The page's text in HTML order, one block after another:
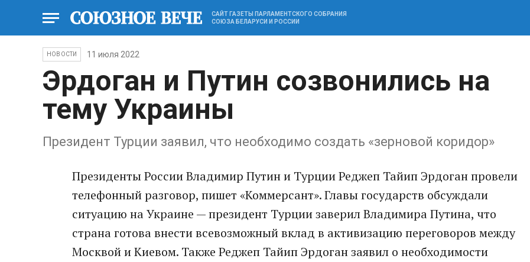
САЙТ ГАЗЕТЫ ПАРЛАМЕНТСКОГО СОБРАНИЯ
СОЮЗА БЕЛАРУСИ И РОССИИ
НОВОСТИ 11 июля 2022
Эрдоган и Путин созвонились на
тему Украины
Президент Турции заявил, что необходимо создать «зерновой коридор»
Президенты России Владимир Путин и Турции Реджеп Тайип Эрдоган провели
телефонный разговор, пишет «Коммерсант». Главы государств обсуждали
ситуацию на Украине — президент Турции заверил Владимира Путина, что
страна готова внести всевозможный вклад в активизацию переговоров между
Москвой и Киевом. Также Реджеп Тайип Эрдоган заявил о необходимости